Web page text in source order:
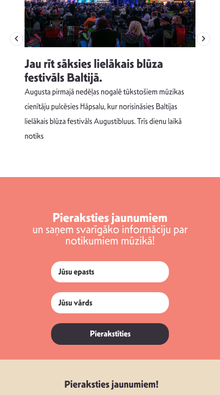
Jau rīt sāksies lielākais blūza
festivāls Baltijā.
Augusta pirmajā nedēļas nogalē tūkstošiem mūzikas
cienītāju pulcēsies Hāpsalu, kur norisināsies Baltijas
lielākais blūza festivāls Augustibluus. Trīs dienu laikā
notiks
Pieraksties jaunumiem
un saņem svarīgāko informāciju par
notikumiem mūzikā!
Pierakstīties
Pieraksties jaunumiem!